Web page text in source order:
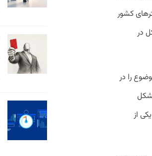
کشور
در
را در
از